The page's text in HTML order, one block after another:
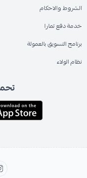
الشروط والاحكام
خدمة دفع تمارا
برنامج التسويق بالعمولة
نظام الولاء